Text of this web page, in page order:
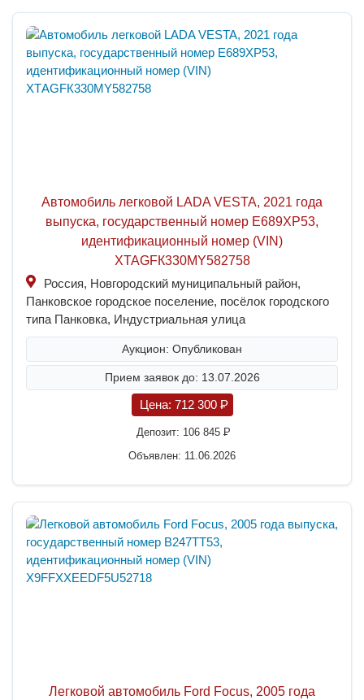
Автомобиль легковой LADA VESTA, 2021 года
выпуска, государственный номер Е689ХР53,
идентификационный номер (VIN)
ХТАGFК330MY582758
Россия, Новгородский муниципальный район,
Панковское городское поселение, посёлок городского
типа Панковка, Индустриальная улица
Аукцион: Опубликован
Прием заявок до: 13.07.2026
Цена: 712 300 P
Депозит: 106 845 P
Объявлен: 11.06.2026
Легковой автомобиль Ford Focus, 2005 года